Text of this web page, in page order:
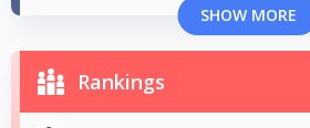
SHOW MORE
Rankings